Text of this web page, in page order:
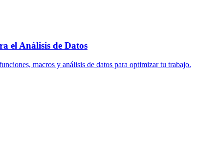
el Análisis de Datos
macros y análisis de datos para optimizar tu trabajo.